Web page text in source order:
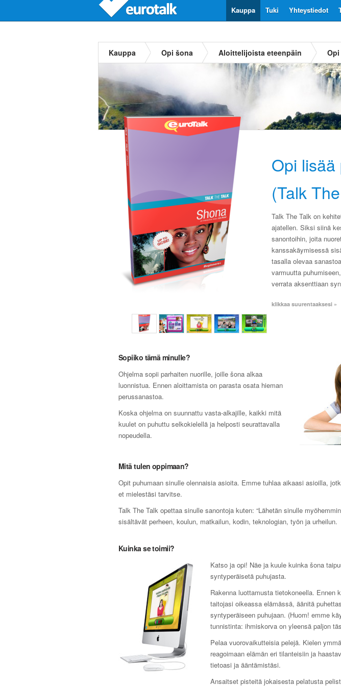
Yhteystiedot
Tuki
Kauppa
Kauppa Opi šona Aloittelijoista eteenpäin
Opi
(Talk
Talk The Talk on
ajatellen. Siksi siinä
sanontoihin, joita
kanssakäymisessä
tasalla olevaa
varmuutta
verrata aksenttiaan
klikkaa suurentaaksesi »
Sopiiko tämä minulle?
Ohjelma sopii parhaiten nuorille, joille šona alkaa
luonnistua. Ennen aloittamista on parasta osata hieman
perussanastoa.
Koska ohjelma on suunnattu vasta-alkajille, kaikki mitä
kuulet on puhuttu selkokielellä ja helposti seurattavalla
nopeudella.
Mitä tulen oppimaan?
Opit puhumaan sinulle olennaisia asioita. Emme tuhlaa aikaasi asioilla,
et mielestäsi tarvitse.
Talk The Talk opettaa sinulle sanontoja kuten: “Lähetän sinulle
sisältävät perheen, koulun, matkailun, kodin, teknologian, työn ja urheilun.
Kuinka se toimii?
Katso ja opi! Näe ja kuule kuinka šona
syntyperäisetä puhujasta.
Rakenna luottamusta tietokoneella. Ennen
taitojasi oikeassa elämässä, äänitä
syntyperäiseen puhujaan. (Huom! emme
tunnistinta: ihmiskorva on yleensä paljon
Pelaa vuorovaikutteisia pelejä. Kielen
reagoimaan elämän eri tilanteisiin ja
tietoasi ja ääntämistäsi.
Ansaitset pisteitä jokaisesta pelatusta